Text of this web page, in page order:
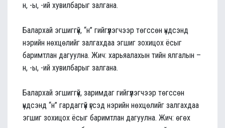
н, -ы, -ий хувилбарыг залгана.
Балархай эгшиггүй, “н” гийгүүлэгчээр төгссөн үндсэнд
нэрийн нөхцөлийг залгахдаа эгшиг зохицох ёсыг
баримтлан дагуулна. Жич: харьяалахын тийн ялгалын –
н, -ы, -ий хувилбарыг залгана.
Балархай эгшиггүй, заримдаг гийгүүлэгчээр төгссөн
үндсэнд “н” гардаггүй үгсэд нэрийн нөхцөлийг залгахдаа
эгшиг зохицох ёсыг баримтлан дагуулна. Жич: өгөх